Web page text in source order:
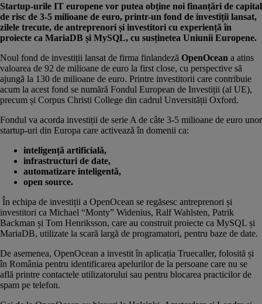
Startup-urile IT europene vor putea obține noi finanțări de capital
de risc de 3-5 milioane de euro, printr-un fond de investiții lansat,
zilele trecute, de antreprenori și investitori cu experiență în
proiecte ca MariaDB și MySQL, cu susținetea Uniunii Europene.
Noul fond de investiții lansat de firma finlandeză OpenOcean a atins
valoarea de 92 de milioane de euro la first close, cu perspective să
ajungă la 130 de milioane de euro. Printre investitorii care contribuie
acum la acest fond se numără Fondul European de Investiții (al UE),
precum și Corpus Christi College din cadrul Unversității Oxford.
Fondul va acorda investiții de serie A de câte 3-5 milioane de euro unor
startup-uri din Europa care activează în domenii ca:
inteligență artificială,
infrastructuri de date,
automatizare inteligentă,
open source.
În echipa de investiții a OpenOcean se regăsesc antreprenori și
investitori ca Michael “Monty” Widenius, Ralf Wahlsten, Patrik
Backman și Tom Henriksson, care au construit proiecte ca MySQL și
MariaDB, utilizate la scară largă de programatori, pentru baze de date.
De asemenea, OpenOcean a investit în aplicația Truecaller, folosită și
în România pentru identificarea apelurilor de la persoane care nu se
află printre contactele utilizatorului sau pentru blocarea practicilor de
spam pe telefon.